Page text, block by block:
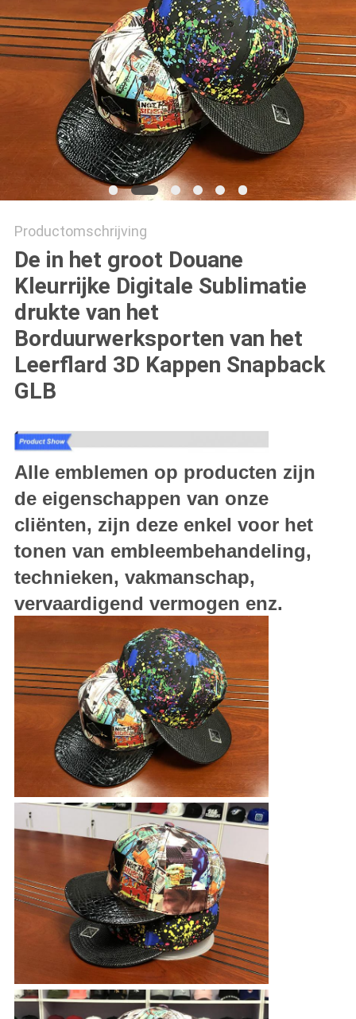
Productomschrijving
De in het groot Douane
Kleurrijke Digitale Sublimatie
drukte van het
Borduurwerksporten van het
Leerflard 3D Kappen Snapback
GLB
Alle emblemen op producten zijn
de eigenschappen van onze
cliënten, zijn deze enkel voor het
tonen van embleembehandeling,
technieken, vakmanschap,
vervaardigend vermogen enz.